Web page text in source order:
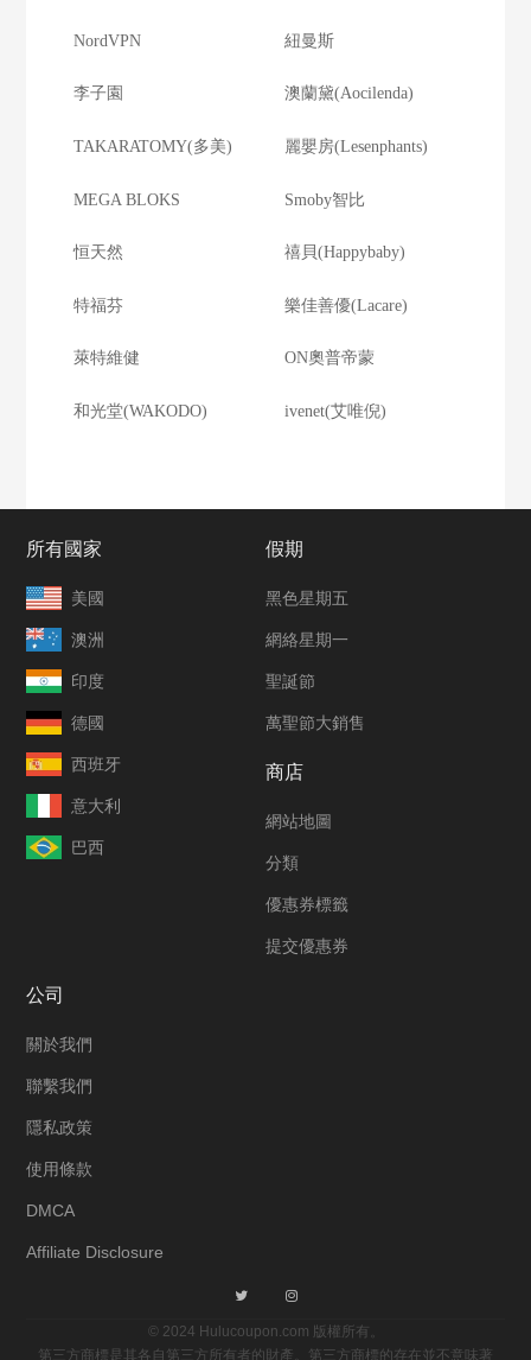
NordVPN 紐曼斯
李子園 澳蘭黛(Aocilenda)
TAKARATOMY(多美) 麗嬰房(Lesenphants)
MEGA BLOKS Smoby智比
恒天然 禧貝(Happybaby)
特福芬 樂佳善優(Lacare)
萊特維健 ON奧普帝蒙
和光堂(WAKODO) ivenet(艾唯倪)
所有國家
美國
澳洲
印度
德國
西班牙
意大利
巴西
假期
黑色星期五
網絡星期一
聖誕節
萬聖節大銷售
商店
網站地圖
分類
優惠券標籤
提交優惠券
公司
關於我們
聯繫我們
隱私政策
使用條款
DMCA
Affiliate Disclosure
© 2024 Hulucoupon.com 版權所有。
第三方商標是其各自第三方所有者的財產。第三方商標的存在並不意味著